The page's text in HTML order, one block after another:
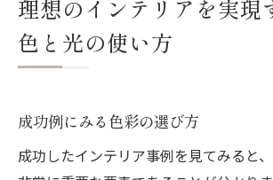
理想のインテリアを実現
色と光の使い方
成功例にみる色彩の選び方
成功したインテリア事例を見てみると